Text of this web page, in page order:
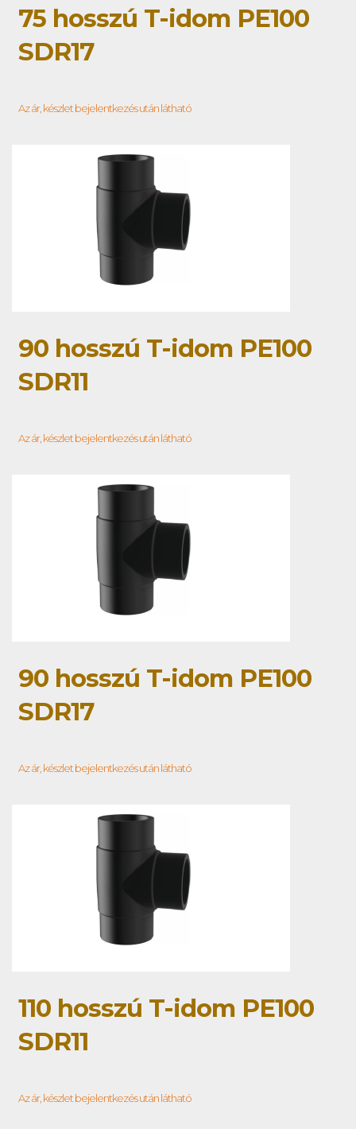
75 hosszú T-idom PE100
SDR17
Az ár, készlet bejelentkezés után látható
90 hosszú T-idom PE100
SDR11
Az ár, készlet bejelentkezés után látható
90 hosszú T-idom PE100
SDR17
Az ár, készlet bejelentkezés után látható
110 hosszú T-idom PE100
SDR11
Az ár, készlet bejelentkezés után látható